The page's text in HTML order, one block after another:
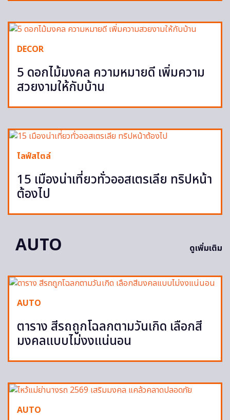
DECOR
5 ดอกไม้มงคล ความหมายดี เพิ่มความ
สวยงามให้กับบ้าน
ไลฟ์สไตล์
15 เมืองน่าเที่ยวทั่วออสเตรเลีย ทริปหน้า
ต้องไป
AUTO ดูเพิ่มเติม
AUTO
ตาราง สีรถถูกโฉลกตามวันเกิด เลือกสี
มงคลแบบไม่งงแน่นอน
AUTO